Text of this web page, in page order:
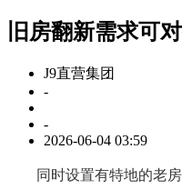
旧房翻新需求可
J9直营集团
-
-
2026-06-04 03:59
同时设置有特地的老房